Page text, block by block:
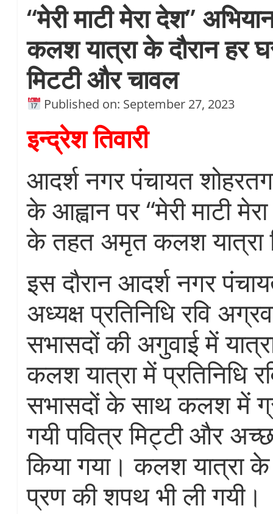
“मेरी माटी मेरा देश”
कलश यात्रा के दौरान हर
मिटटी और चावल
Published on: September 27, 2023
इन्द्रेश तिवारी
आदर्श नगर पंचायत
के आह्वान पर “मेरी माटी
के तहत अमृत कलश यात्रा
इस दौरान आदर्श नगर
अध्यक्ष प्रतिनिधि रवि
सभासदों की अगुवाई में
कलश यात्रा में प्रतिनिधि
सभासदों के साथ कलश में
गयी पवित्र मिट्टी और
किया गया। कलश यात्रा
प्रण की शपथ भी ली गयी।